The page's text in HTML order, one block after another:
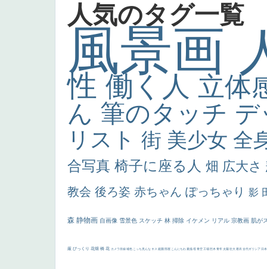
人気のタグ一覧
風景画
性 働く人 立体
ん 筆のタッチ
リスト 街 美少女 全
合写真 椅子に座る人 畑 広大さ
教会 後ろ姿 赤ちゃん ぽっちゃり 影
森 静物画 自画像 雪景色 スケッチ 林 掃除 イケメン リアル 宗教画 肌が
厳 びっくり 花畑 橋 花 カメラ目線 補色 こっち見んな キス 庭園 部屋 こんにちわ 素描 塔 青空 工場 巨木 青年 太陽 壮大 着衣 古代ギリシア 日